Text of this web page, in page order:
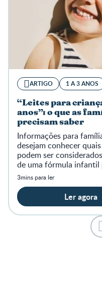
ARTIGO 1 A 3 ANOS
“Leites para
anos”: o que as
precisam saber
Informações para
desejam conhecer
podem ser
de uma fórmula infantil
crianças de 1 a 3 anos.
3mins para ler
Ler agora